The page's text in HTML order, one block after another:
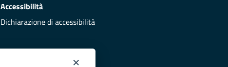
Accessibilità
Dichiarazione di accessibilità
×